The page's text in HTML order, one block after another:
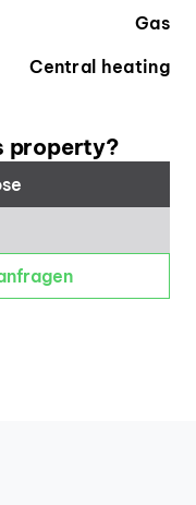
Gas
Central heating
property?